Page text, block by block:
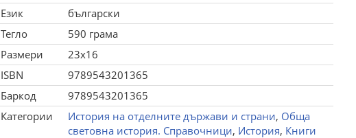
Език
български
Тегло
590 грама
Размери
23x16
ISBN
9789543201365
Баркод
9789543201365
Категории
История на отделните държави и страни, Обща
световна история. Справочници, История, Книги